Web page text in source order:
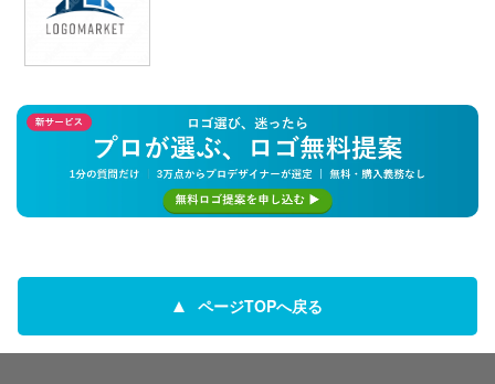
ページTOPへ戻る